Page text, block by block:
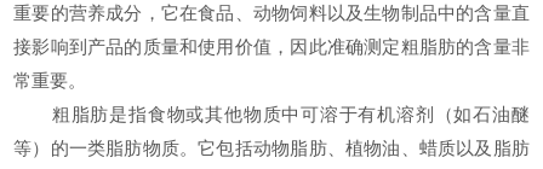
重要的营养成分，它在食品、动物饲料以及生物制品中的含量直
接影响到产品的质量和使用价值，因此准确测定粗脂肪的含量非
常重要。
粗脂肪是指食物或其他物质中可溶于有机溶剂（如石油醚
等）的一类脂肪物质。它包括动物脂肪、植物油、蜡质以及脂肪